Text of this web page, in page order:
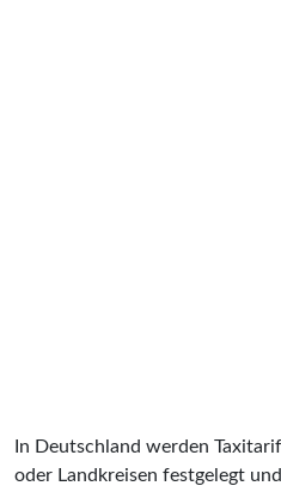
In Deutschland werden
oder Landkreisen festgelegt